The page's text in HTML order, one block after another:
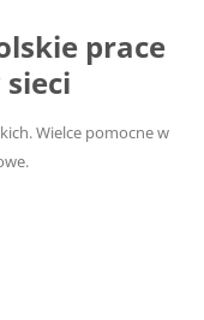
prace
Wielce pomocne w